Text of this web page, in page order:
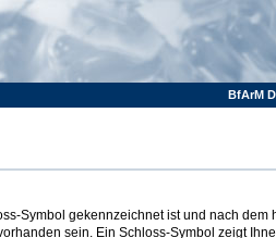
BfArM
Symbol gekennzeichnet ist und nach dem
sein. Ein Schloss-Symbol zeigt